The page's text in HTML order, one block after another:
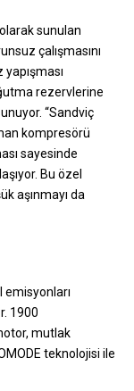
sunulan
çalışmasını
rezervlerine
“Sandviç
kompresörü
sayesinde
Bu özel
aşınmayı da
emisyonları
1900
mutlak
teknolojisi ile